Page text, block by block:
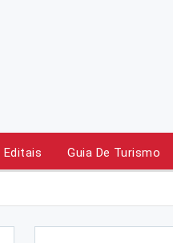
Editais Guia De Turismo